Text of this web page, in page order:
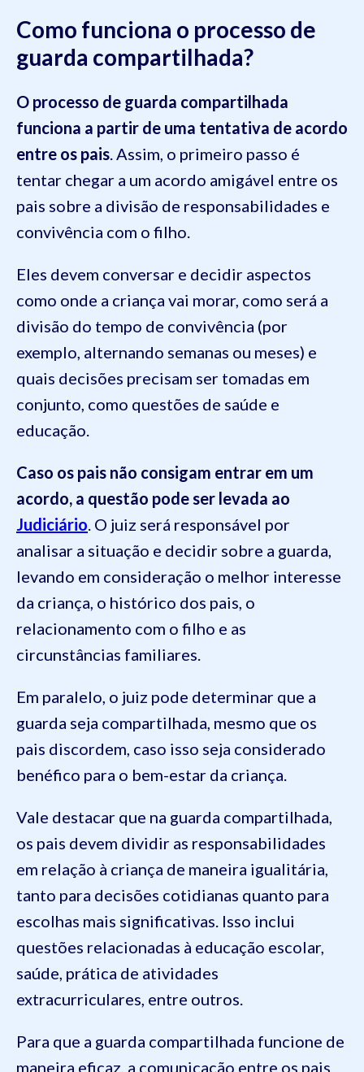
Como funciona o processo de
guarda compartilhada?
O processo de guarda compartilhada
funciona a partir de uma tentativa de acordo
entre os pais . Assim, o primeiro passo é
tentar chegar a um acordo amigável entre os
pais sobre a divisão de responsabilidades e
convivência com o filho.
Eles devem conversar e decidir aspectos
como onde a criança vai morar, como será a
divisão do tempo de convivência (por
exemplo, alternando semanas ou meses) e
quais decisões precisam ser tomadas em
conjunto, como questões de saúde e
educação.
Caso os pais não consigam entrar em um
acordo, a questão pode ser levada ao
Judiciário O juiz será responsável por
analisar a situação e decidir sobre a guarda,
levando em consideração o melhor interesse
da criança, o histórico dos pais, o
relacionamento com o filho e as
circunstâncias familiares.
Em paralelo, o juiz pode determinar que a
guarda seja compartilhada, mesmo que os
pais discordem, caso isso seja considerado
benéfico para o bem-estar da criança.
Vale destacar que na guarda compartilhada,
os pais devem dividir as responsabilidades
em relação à criança de maneira igualitária,
tanto para decisões cotidianas quanto para
escolhas mais significativas. Isso inclui
questões relacionadas à educação escolar,
saúde, prática de atividades
extracurriculares, entre outros.
Para que a guarda compartilhada funcione de
maneira eficaz, a comunicação entre os pais